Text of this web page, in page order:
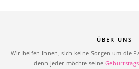
ÜBER UNS
Wir helfen Ihnen, sich keine Sorgen um die
denn jeder möchte seine